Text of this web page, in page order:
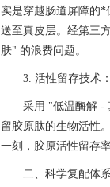
实是穿越肠道屏障的
送至真皮层。经第三
肤" 的浪费问题。
3. 活性留存技术
采用 "低温酶解 -
留胶原肽的生物活性
一刻，胶原活性留存
二、科学复配体